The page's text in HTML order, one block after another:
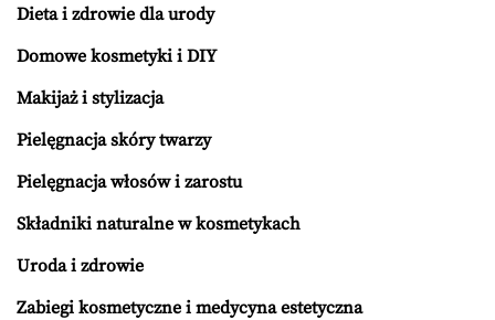
Dieta i zdrowie dla urody
Domowe kosmetyki i DIY
Makijaż i stylizacja
Pielęgnacja skóry twarzy
Pielęgnacja włosów i zarostu
Składniki naturalne w kosmetykach
Uroda i zdrowie
Zabiegi kosmetyczne i medycyna estetyczna